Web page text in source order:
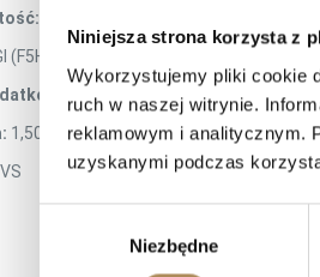
Niniejsza strona korzysta z
Wykorzystujemy pliki cookie
ruch w naszej witrynie.
reklamowym i analitycznym.
uzyskanymi podczas
Niezbędne
(F5H35045)
55 szt., szlif brylantowy
1,50 ct